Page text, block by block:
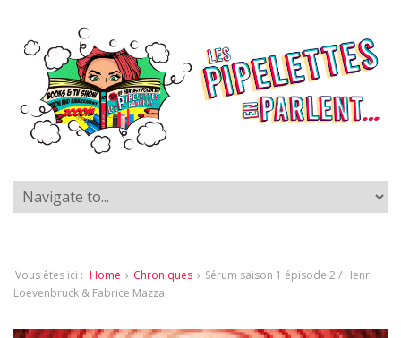
Vous êtes ici : Home › Chroniques › Sérum saison 1 épisode 2 / Henri
Loevenbruck & Fabrice Mazza